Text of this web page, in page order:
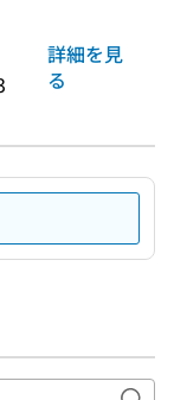
詳細を見
る
ージへのリンク